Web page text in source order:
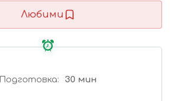
Любими
Подготовка 30 мин